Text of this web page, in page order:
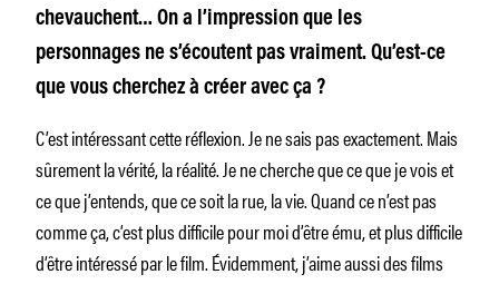
chevauchent… On a l’impression que les
personnages ne s’écoutent pas vraiment. Qu’est-ce
que vous cherchez à créer avec ça ?
C’est intéressant cette réflexion. Je ne sais pas exactement. Mais
sûrement la vérité, la réalité. Je ne cherche que ce que je vois et
ce que j’entends, que ce soit la rue, la vie. Quand ce n’est pas
comme ça, c’est plus difficile pour moi d’être ému, et plus difficile
d’être intéressé par le film. Évidemment, j’aime aussi des films